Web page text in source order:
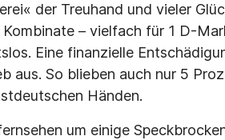
der Treuhand und vieler
– vielfach für 1 D-
Eine finanzielle
aus. So blieben auch nur 5
Händen.
um einige